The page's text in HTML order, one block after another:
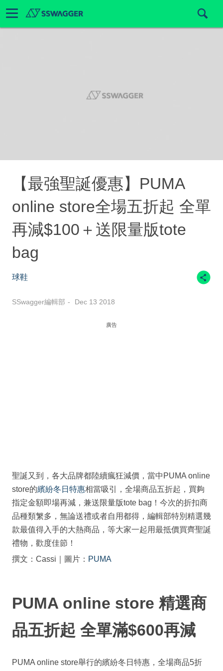
【最強聖誕優惠】PUMA
online store全場五折起 全單
再減$100＋送限量版tote
bag
球鞋
SSwagger編輯部 Dec 13 2018
廣告
聖誕又到，各大品牌都陸續瘋狂減價，當中PUMA online
store的繽紛冬日特惠相當吸引，全場商品五折起，買夠
指定金額即場再減，兼送限量版tote bag！今次的折扣商
品種類䌓多，無論送禮或者自用都得，編輯部特別精選幾
款最值得入手的大熱商品，等大家一起用最抵價買齊聖誕
禮物，歡度佳節！
撰文：Cassi｜圖片： PUMA
PUMA online store‎ 精選商
品五折起 全單滿$600再減
PUMA online store舉行的繽紛冬日特惠，全場商品5折